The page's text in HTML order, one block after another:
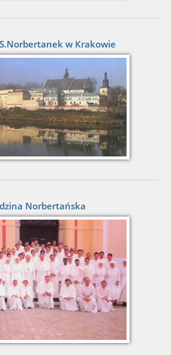
w Krakowie
Norbertańska